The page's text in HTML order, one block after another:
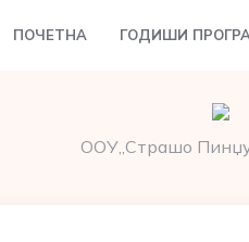
ПОЧЕТНА ГОДИШИ
ООУ„Страшо